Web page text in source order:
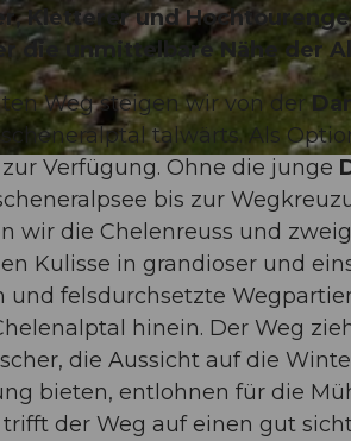
Kletterer und
die unmittelbare Nähe der
Weg steigen wir von der
talwärts. Als
Verfügung. Ohne die junge
bis zur
wir die Chelenreuss und
Kulisse in grandioser und
felsdurchsetzte
hinein. Der Weg
die Aussicht auf die
bieten, entlohnen für die
trifft der Weg auf einen gut